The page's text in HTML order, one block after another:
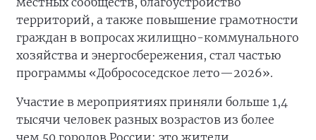
территорий, а также повышение грамотности
граждан в вопросах жилищно-коммунального
хозяйства и энергосбережения, стал частью
программы «Добрососедское лето—2026».
Участие в мероприятиях приняли больше 1,4
тысячи человек разных возрастов из более
чем 50 городов России: это жители